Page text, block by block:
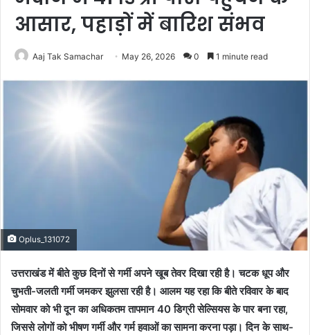
आसार, पहाड़ों में बारिश संभव
Aaj Tak Samachar May 26, 2026 0 1 minute read
Oplus_131072
उत्तराखंड में बीते कुछ दिनों से गर्मी अपने खूब तेवर दिखा रही है। चटक धूप और
चुभती-जलती गर्मी जमकर झुलसा रही है। आलम यह रहा कि बीते रविवार के बाद
सोमवार को भी दून का अधिकतम तापमान 40 डिग्री सेल्सियस के पार बना रहा,
जिससे लोगों को भीषण गर्मी और गर्म हवाओं का सामना करना पड़ा। दिन के साथ-